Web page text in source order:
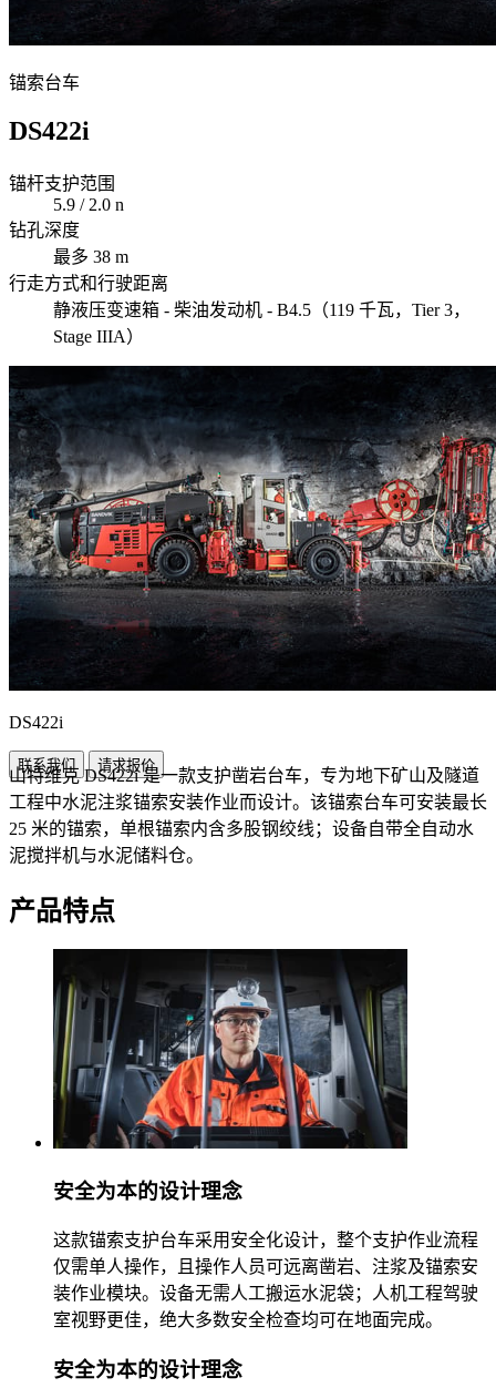
锚索台车
DS422i
锚杆支护范围
5.9 / 2.0 n
钻孔深度
最多 38 m
行走方式和行驶距离
静液压变速箱 - 柴油发动机 - B4.5（119 千瓦，Tier 3，
Stage IIIA）
DS422i
联系我们 请求报价
山特维克 DS422i 是一款支护凿岩台车，专为地下矿山及隧道
工程中水泥注浆锚索安装作业而设计。该锚索台车可安装最长
25 米的锚索，单根锚索内含多股钢绞线；设备自带全自动水
泥搅拌机与水泥储料仓。
产品特点
安全为本的设计理念
这款锚索支护台车采用安全化设计，整个支护作业流程
仅需单人操作，且操作人员可远离凿岩、注浆及锚索安
装作业模块。设备无需人工搬运水泥袋；人机工程驾驶
室视野更佳，绝大多数安全检查均可在地面完成。
安全为本的设计理念